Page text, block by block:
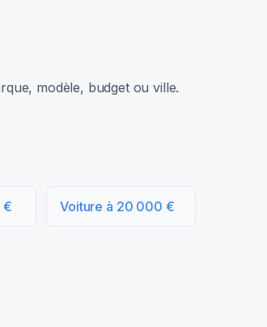
modèle, budget ou ville.
€ Voiture à 20 000 €